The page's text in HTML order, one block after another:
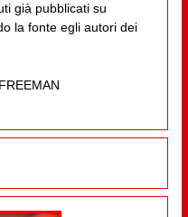
già pubblicati su
la fonte egli autori dei